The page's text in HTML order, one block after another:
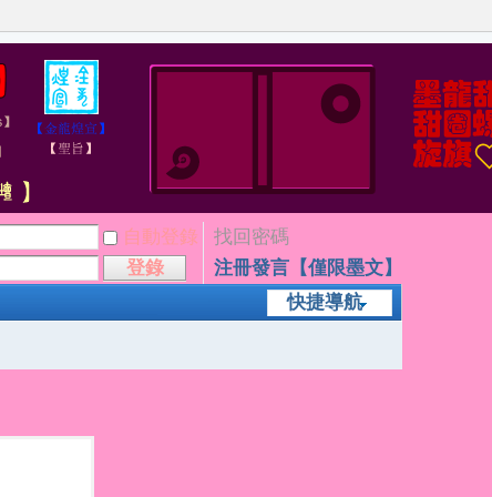
自動登錄
找回密碼
登錄
注冊發言【僅限墨文】
快捷導航